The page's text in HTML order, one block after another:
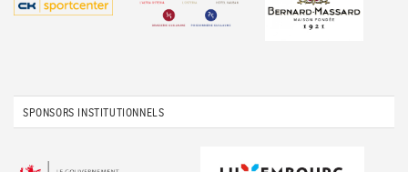
SPONSORS INSTITUTIONNELS